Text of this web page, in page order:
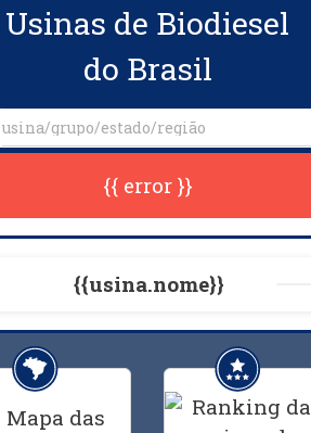
Usinas de Biodiesel
do Brasil
{{ error }}
{{usina.nome}}